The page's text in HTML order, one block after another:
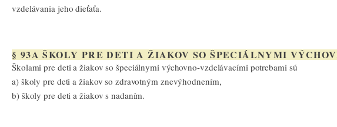
vzdelávania jeho dieťaťa.
§ 93A ŠKOLY PRE DETI A ŽIAKOV SO ŠPECIÁLNYMI
Školami pre deti a žiakov so špeciálnymi výchovno-vzdelávacími potrebami sú
a) školy pre deti a žiakov so zdravotným znevýhodnením,
b) školy pre deti a žiakov s nadaním.